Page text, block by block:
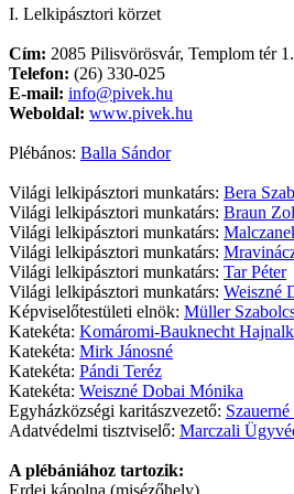
I. Lelkipásztori körzet
Cím: 2085 Pilisvörösvár, Templom tér 1.
Telefon: (26) 330-025
E-mail: info@pivek.hu
Weboldal: www.pivek.hu
Plébános: Balla Sándor
Világi lelkipásztori munkatárs: Bera
Világi lelkipásztori munkatárs: Braun
Világi lelkipásztori munkatárs:
Világi lelkipásztori munkatárs:
Világi lelkipásztori munkatárs: Tar Péter
Világi lelkipásztori munkatárs: Weiszné
Képviselőtestületi elnök: Müller
Katekéta: Komáromi-Bauknecht
Katekéta: Mirk Jánosné
Katekéta: Pándi Teréz
Katekéta: Weiszné Dobai Mónika
Egyházközségi karitászvezető:
Adatvédelmi tisztviselő: Marczali
A plébániához tartozik: